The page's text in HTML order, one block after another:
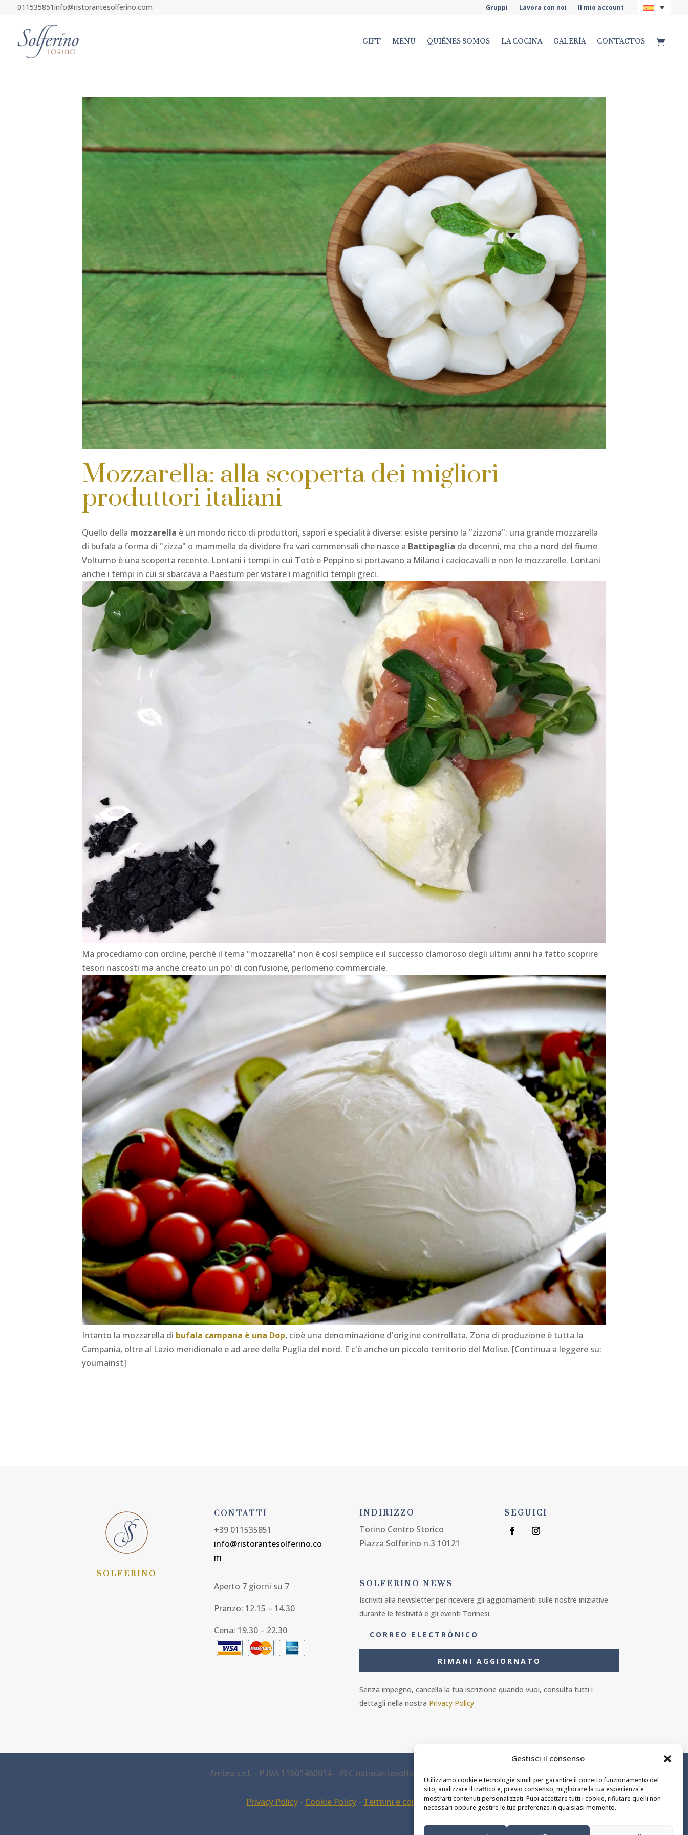
Gestisci il consenso
Utilizziamo cookie e tecnologie simili per garantire il corretto funzionamento del
sito, analizzare il traffico e, previo consenso, migliorare la tua esperienza e
mostrarti contenuti personalizzati. Puoi accettare tutti i cookie, rifiutare quelli non
necessari oppure gestire le tue preferenze in qualsiasi momento.
011535851info@ristorantesolferino.com Gruppi Lavora con noi Il mio account
GIFT MENU QUIÉNES SOMOS LA COCINA GALERÍA CONTACTOS
Mozzarella: alla scoperta dei migliori
produttori italiani
Quello della mozzarella è un mondo ricco di produttori, sapori e specialità diverse: esiste persino la "zizzona": una grande mozzarella
di bufala a forma di "zizza" o mammella da dividere fra vari commensali che nasce a Battipaglia da decenni, ma che a nord del fiume
Volturno è una scoperta recente. Lontani i tempi in cui Totò e Peppino si portavano a Milano i caciocavalli e non le mozzarelle. Lontani
anche i tempi in cui si sbarcava a Paestum per vistare i magnifici templi greci.
Ma procediamo con ordine, perché il tema "mozzarella" non è così semplice e il successo clamoroso degli ultimi anni ha fatto scoprire
tesori nascosti ma anche creato un po' di confusione, perlomeno commerciale.
Intanto la mozzarella di bufala campana è una Dop, cioè una denominazione d'origine controllata. Zona di produzione è tutta la
Campania, oltre al Lazio meridionale e ad aree della Puglia del nord. E c'è anche un piccolo territorio del Molise. [Continua a leggere su:
youmainst]
SOLFERINO
CONTATTI
+39 011535851
info@ristorantesolferino.co
m
Aperto 7 giorni su 7
Pranzo: 12.15 – 14.30
Cena: 19.30 – 22.30
INDIRIZZO
Torino Centro Storico
Piazza Solferino n.3 10121
SEGUICI
SOLFERINO NEWS
Iscriviti alla newsletter per ricevere gli aggiornamenti sulle nostre iniziative
durante le festività e gli eventi Torinesi.
RIMANI AGGIORNATO
Senza impegno, cancella la tua iscrizione quando vuoi, consulta tutti i
dettagli nella nostra Privacy Policy
Ambra s.r.l. - P.IVA 11601460014 - PEC ristorantesolferino@legalmail.it
Privacy Policy- Cookie Policy- Termini e condizioni
Modifica preferenze dei cookie